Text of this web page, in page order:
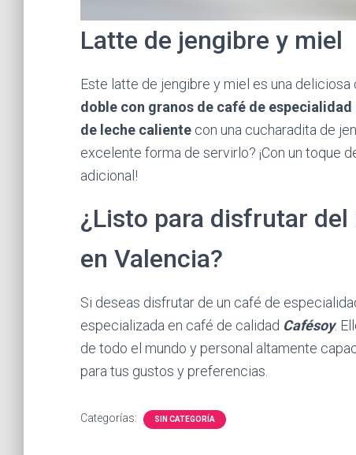
Latte de jengibre y miel
Este latte de jengibre y miel es una
doble con granos de café de
de leche caliente con una cucharadita de
excelente forma de servirlo? ¡Con un toque
adicional!
¿Listo para disfrutar
en Valencia?
Si deseas disfrutar de un café de
especializada en café de calidad Cafésoy.
de todo el mundo y personal altamente
para tus gustos y preferencias.
Categorías: SIN CATEGORÍA